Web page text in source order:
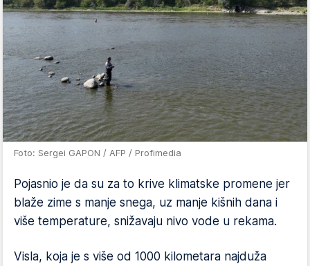
Foto: Sergei GAPON / AFP / Profimedia
Pojasnio je da su za to krive klimatske promene jer
blaže zime s manje snega, uz manje kišnih dana i
više temperature, snižavaju nivo vode u rekama.
Visla, koja je s više od 1000 kilometara najduža